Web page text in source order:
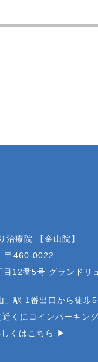
治療院 【金山院】
〒460-0022
目12番5号 グランドリ
」駅 1番出口から徒歩
くにコインパーキング
くはこちら ▶︎